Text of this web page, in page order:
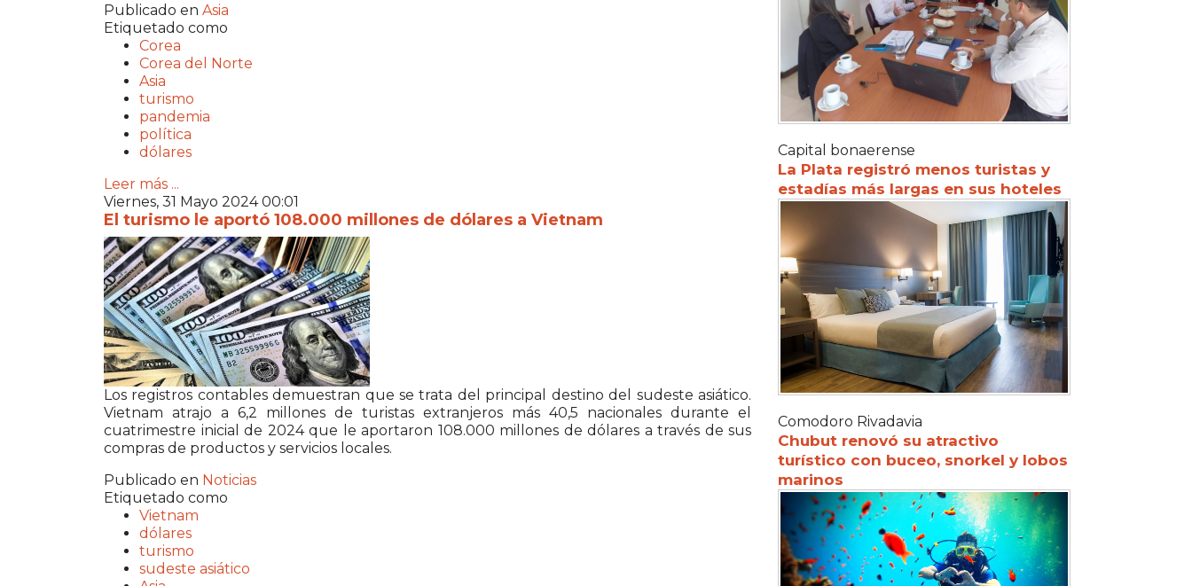
Publicado en Asia
Etiquetado como
Corea
Corea del Norte
Asia
turismo
pandemia
política
dólares
Leer más ...
Viernes, 31 Mayo 2024 00:01
El turismo le aportó 108.000 millones de dólares a Vietnam
Los registros contables demuestran que se trata del principal destino del sudeste asiático.
Vietnam atrajo a 6,2 millones de turistas extranjeros más 40,5 nacionales durante el
cuatrimestre inicial de 2024 que le aportaron 108.000 millones de dólares a través de sus
compras de productos y servicios locales.
Publicado en Noticias
Etiquetado como
Vietnam
dólares
turismo
sudeste asiático
Capital bonaerense
La Plata registró menos turistas y
estadías más largas en sus hoteles
Comodoro Rivadavia
Chubut renovó su atractivo
turístico con buceo, snorkel y lobos
marinos